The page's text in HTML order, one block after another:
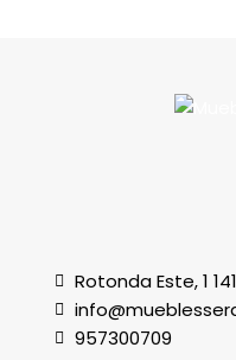
Rotonda Este, 1
957300709